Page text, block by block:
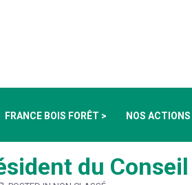
FRANCE BOIS FORÊT > NOS ACTIONS
du